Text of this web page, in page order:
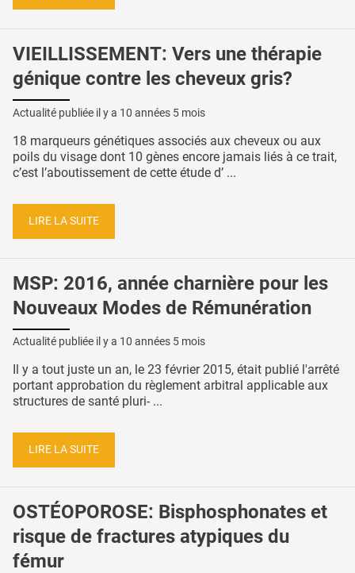
VIEILLISSEMENT: Vers une thérapie
génique contre les cheveux gris?
Actualité publiée il y a 10 années 5 mois
18 marqueurs génétiques associés aux cheveux ou aux
poils du visage dont 10 gènes encore jamais liés à ce trait,
c’est l’aboutissement de cette étude d’ ...
LIRE LA SUITE
MSP: 2016, année charnière pour les
Nouveaux Modes de Rémunération
Actualité publiée il y a 10 années 5 mois
Il y a tout juste un an, le 23 février 2015, était publié l'arrêté
portant approbation du règlement arbitral applicable aux
structures de santé pluri- ...
LIRE LA SUITE
OSTÉOPOROSE: Bisphosphonates et
risque de fractures atypiques du
fémur